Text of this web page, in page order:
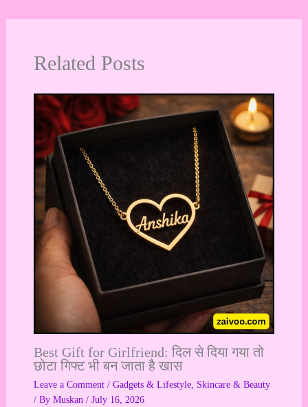
Related Posts
Best Gift for Girlfriend: दिल से दिया गया तो
छोटा गिफ्ट भी बन जाता है खास
Leave a Comment / Gadgets & Lifestyle, Skincare & Beauty
/ By Muskan / July 16, 2026